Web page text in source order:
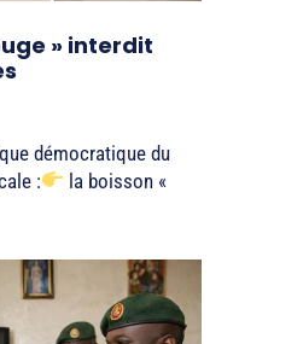
» interdit
démocratique du
:
la boisson «